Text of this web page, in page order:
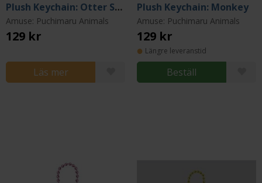
Plush Keychain: Otter Standing
Amuse: Puchimaru Animals
129 kr
Läs mer
Plush Keychain: Monkey
Amuse: Puchimaru Animals
129 kr
Längre leveranstid
Beställ